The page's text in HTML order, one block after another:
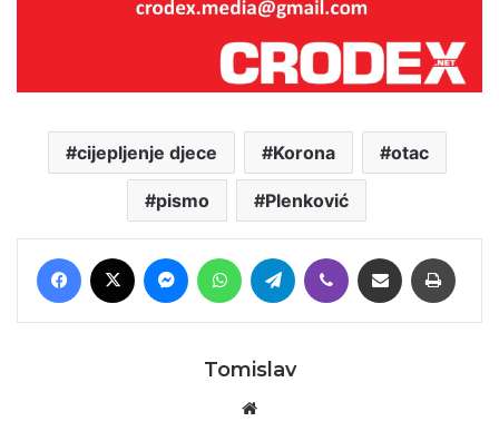
cijepljenje djece Korona otac
pismo Plenković
Facebook MessengerWhatsAppTelegram Viber Podijeli putem E-maila
Tomislav